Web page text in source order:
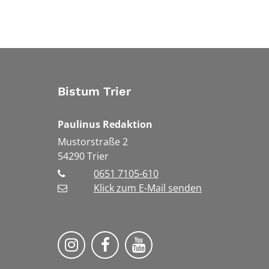
Bistum Trier
Paulinus Redaktion
Mustorstraße 2
54290Trier
0651 7105-610
Klick zum E-Mail senden
Bistum Trier auf Instragram
Bistum Trier auf Facebook
Bistum Trier auf